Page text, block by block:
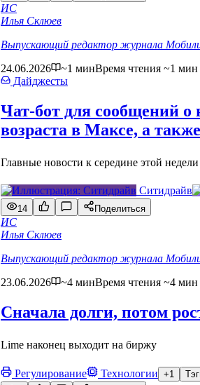
ИС
Илья Склюев
Выпускающий редактор журнала
24.06.2026
~1 минВремя чтения ~1 мин
Дайджесты
Чат-бот для сообщений о
возраста в Максе, а
Главные новости к середине этой недели
Ситидрайв
14
Поделиться
ИС
Илья Склюев
Выпускающий редактор журнала
23.06.2026
~4 минВремя чтения ~4 мин
Сначала долги, потом
Lime наконец выходит на биржу
Регулирование Технологии +1